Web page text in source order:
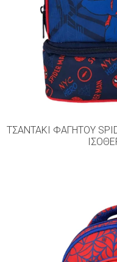
ΤΣΑΝΤΆΚΙ ΦΑΓΗΤΟΎ